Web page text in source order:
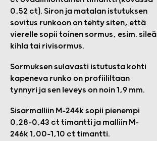
0,52 ct). Siron ja matalan istutuksen
sovitus runkoon on tehty siten, että
vierelle sopii toinen sormus, esim. sileä
kihla tai rivisormus.
Sormuksen sulavasti istutusta kohti
kapeneva runko on profiililtaan
tynnyri ja sen leveys on noin 1,9 mm.
Sisarmalliin M-244k sopii pienempi
0,28-0,43 ct timantti ja malliin M-
246k 1,00-1,10 ct timantti.